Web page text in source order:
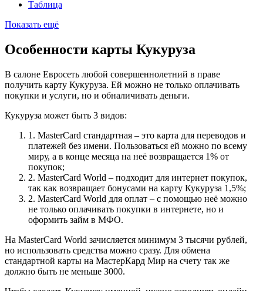
Таблица
Показать ещё
Особенности карты Кукуруза
В салоне Евросеть любой совершеннолетний в праве
получить карту Кукуруза. Ей можно не только оплачивать
покупки и услуги, но и обналичивать деньги.
Кукуруза может быть 3 видов:
1. MasterCard стандартная – это карта для переводов и
платежей без имени. Пользоваться ей можно по всему
миру, а в конце месяца на неё возвращается 1% от
покупок;
2. MasterCard World – подходит для интернет покупок,
так как возвращает бонусами на карту Кукуруза 1,5%;
2. MasterCard World для оплат – с помощью неё можно
не только оплачивать покупки в интернете, но и
оформить займ в МФО.
На MasterCard World зачисляется минимум 3 тысячи рублей,
но использовать средства можно сразу. Для обмена
стандартной карты на МастерКард Мир на счету так же
должно быть не меньше 3000.